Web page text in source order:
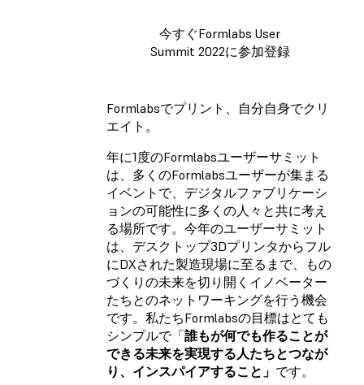
今すぐFormlabs User
Summit 2022に参加登録
Formlabsでプリント、自分自身でクリ
エイト。
年に1度のFormlabsユーザーサミット
は、多くのFormlabsユーザーが集まる
イベントで、デジタルファブリケーシ
ョンの可能性に多くの人々と共に考え
る場所です。今年のユーザーサミット
は、デスクトップ3Dプリンタからフル
にDXされた製造現場に至るまで、もの
づくりの未来を切り開くイノベーター
たちとのネットワーキングを行う機会
です。私たちFormlabsの目標はとても
シンプルで「誰もが何でも作ることが
できる未来を実現する人たちとつなが
り、インスパイアすること」 です。